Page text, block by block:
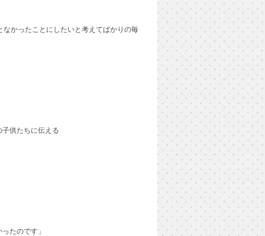
かったことにしたいと考えてばかりの毎
供たちに伝える
たのです」